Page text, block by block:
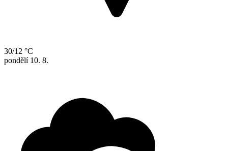
30/12 °C
pondělí 10. 8.